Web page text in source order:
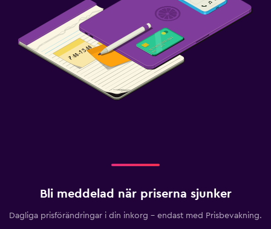
Bli meddelad när priserna sjunker
Dagliga prisförändringar i din inkorg – endast med Prisbevakning.